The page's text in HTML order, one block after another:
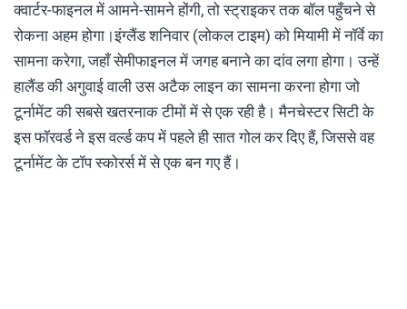
क्वार्टर-फाइनल में आमने-सामने होंगी, तो स्ट्राइकर तक बॉल पहुँचने से
रोकना अहम होगा।इंग्लैंड शनिवार (लोकल टाइम) को मियामी में नॉर्वे का
सामना करेगा, जहाँ सेमीफाइनल में जगह बनाने का दांव लगा होगा। उन्हें
हालैंड की अगुवाई वाली उस अटैक लाइन का सामना करना होगा जो
टूर्नामेंट की सबसे खतरनाक टीमों में से एक रही है। मैनचेस्टर सिटी के
इस फॉरवर्ड ने इस वर्ल्ड कप में पहले ही सात गोल कर दिए हैं, जिससे वह
टूर्नामेंट के टॉप स्कोरर्स में से एक बन गए हैं।